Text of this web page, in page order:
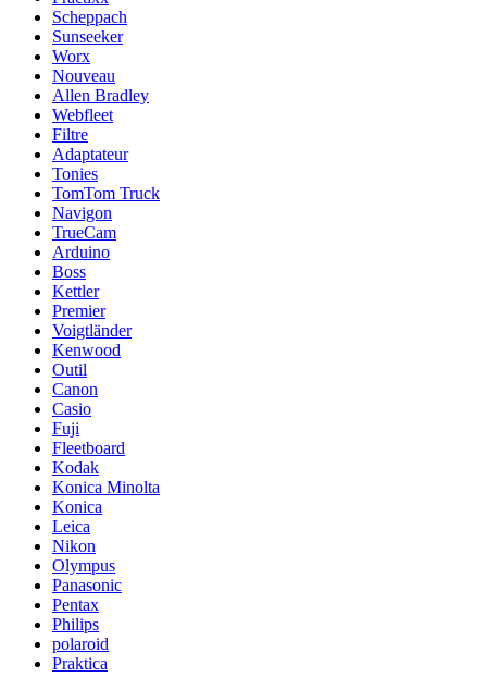
Scheppach
Sunseeker
Worx
Nouveau
Allen Bradley
Webfleet
Filtre
Adaptateur
Tonies
TomTom Truck
Navigon
TrueCam
Arduino
Boss
Kettler
Premier
Voigtländer
Kenwood
Outil
Canon
Casio
Fuji
Fleetboard
Kodak
Konica Minolta
Konica
Leica
Nikon
Olympus
Panasonic
Pentax
Philips
polaroid
Praktica